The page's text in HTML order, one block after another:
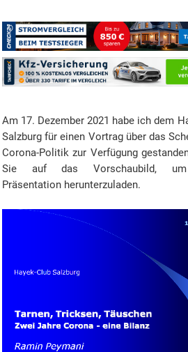
Am 17. Dezember 2021 habe ich dem
Salzburg für einen Vortrag über das
Corona-Politik zur Verfügung
Sie auf das Vorschaubild,
Präsentation herunterzuladen.